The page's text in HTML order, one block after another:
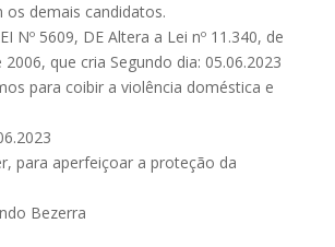
os demais candidatos.
Nº 5609, DE Altera a Lei nº 11.340, de
que cria Segundo dia: 05.06.2023
para coibir a violência doméstica e
para aperfeiçoar a proteção da
Bezerra